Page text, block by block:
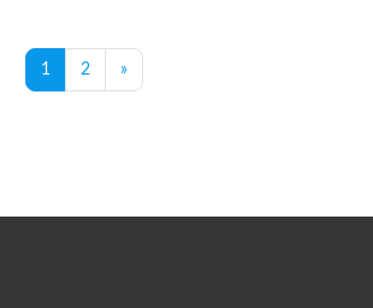
1 Página 1
2 Página 2
»Próxima página